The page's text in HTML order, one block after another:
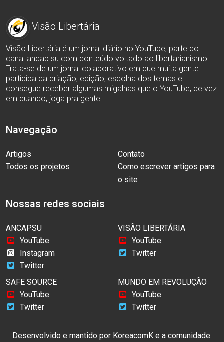
Visão Libertária
Visão Libertária é um jornal diário no YouTube, parte do
canal ancap.su com conteúdo voltado ao libertarianismo.
Trata-se de um jornal colaborativo em que muita gente
participa da criação, edição, escolha dos temas e
consegue receber algumas migalhas que o YouTube, de vez
em quando, joga pra gente.
Navegação
Artigos
Contato
Todos os projetos
Como escrever artigos para
o site
Nossas redes sociais
ANCAPSU
YouTube
Instagram
Twitter
SAFE SOURCE
YouTube
Twitter
VISÃO LIBERTÁRIA
YouTube
Twitter
MUNDO EM REVOLUÇÃO
YouTube
Twitter
Desenvolvido e mantido por KoreacomKe a comunidade.